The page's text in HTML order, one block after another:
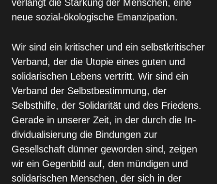
verlangt die Stärkung der Men­schen, eine
neue sozial-ökologische Emanzipation.
Wir sind ein kritischer und ein selbstkritischer
Ver­band, der die Utopie eines guten und
solidarischen Lebens vertritt. Wir sind ein
Verband der Selbstbe­stimmung, der
Selbsthilfe, der Solidarität und des Friedens.
Gerade in unserer Zeit, in der durch die In­
dividualisierung die Bindungen zur
Gesellschaft dünner geworden sind, zeigen
wir ein Gegenbild auf, den mündigen und
solidarischen Menschen, der sich in der